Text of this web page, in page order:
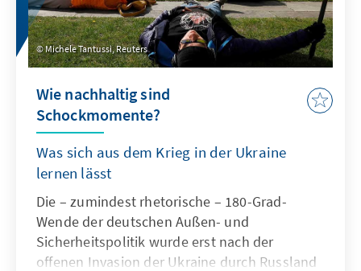
Michele Tantussi, Reuters
Wie nachhaltig sind
Schockmomente?
Was sich aus dem Krieg in der Ukraine
lernen lässt
Die – zumindest rhetorische – 180-Grad-
Wende der deutschen Außen- und
Sicherheitspolitik wurde erst nach der
offenen Invasion der Ukraine durch Russland